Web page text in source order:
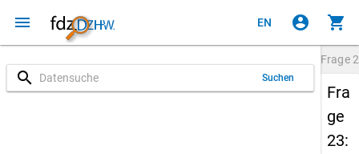
menu EN account_circle shopping_cart
search Suchen
Frage
Fra
ge
23: